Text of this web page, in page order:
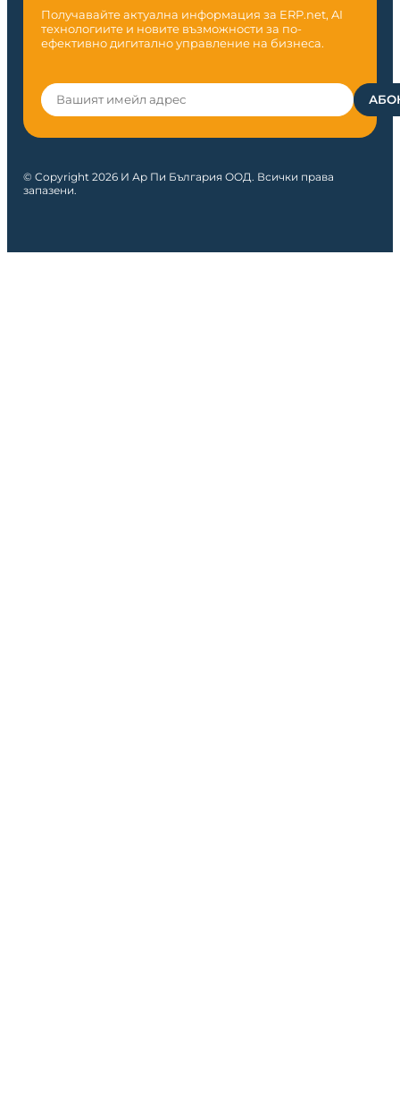
Получавайте актуална информация за ERP.net, AI
технологиите и новите възможности за по-
ефективно дигитално управление на бизнеса.
© Copyright 2026 И Ар Пи България ООД. Всички права
запазени.